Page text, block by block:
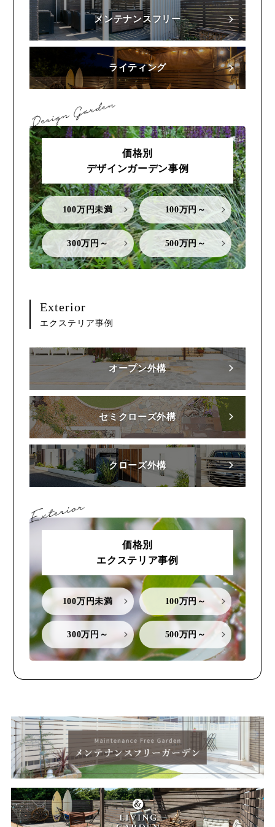
メンテナンスフリー
ライティング
価格別
デザインガーデン事例
100万円未満 100万円～
300万円～ 500万円～
Exterior
エクステリア事例
オープン外構
セミクローズ外構
クローズ外構
価格別
エクステリア事例
100万円未満 100万円～
300万円～ 500万円～